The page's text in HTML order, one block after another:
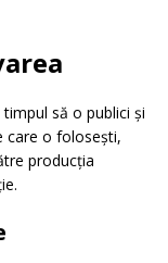
să o publici și
care o folosești,
producția